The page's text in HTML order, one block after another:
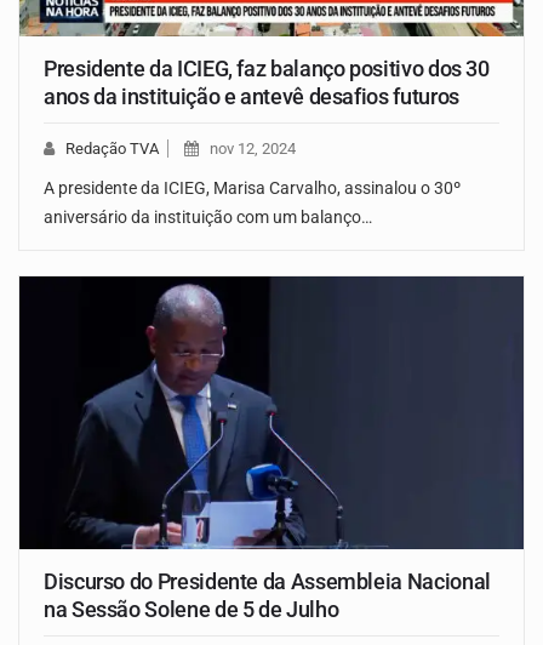
Presidente da ICIEG, faz balanço positivo dos 30
anos da instituição e antevê desafios futuros
Redação TVA nov 12, 2024
A presidente da ICIEG, Marisa Carvalho, assinalou o 30º
aniversário da instituição com um balanço…
Discurso do Presidente da Assembleia Nacional
na Sessão Solene de 5 de Julho